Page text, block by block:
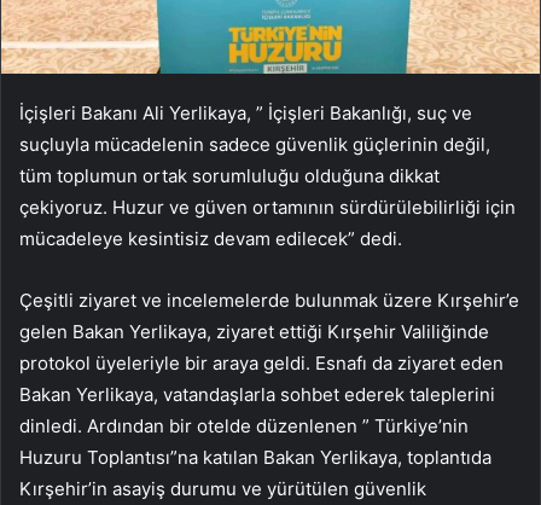
İçişleri Bakanı Ali Yerlikaya, ” İçişleri Bakanlığı, suç ve
suçluyla mücadelenin sadece güvenlik güçlerinin değil,
tüm toplumun ortak sorumluluğu olduğuna dikkat
çekiyoruz. Huzur ve güven ortamının sürdürülebilirliği için
mücadeleye kesintisiz devam edilecek” dedi.
Çeşitli ziyaret ve incelemelerde bulunmak üzere Kırşehir’e
gelen Bakan Yerlikaya, ziyaret ettiği Kırşehir Valiliğinde
protokol üyeleriyle bir araya geldi. Esnafı da ziyaret eden
Bakan Yerlikaya, vatandaşlarla sohbet ederek taleplerini
dinledi. Ardından bir otelde düzenlenen ” Türkiye’nin
Huzuru Toplantısı”na katılan Bakan Yerlikaya, toplantıda
Kırşehir’in asayiş durumu ve yürütülen güvenlik